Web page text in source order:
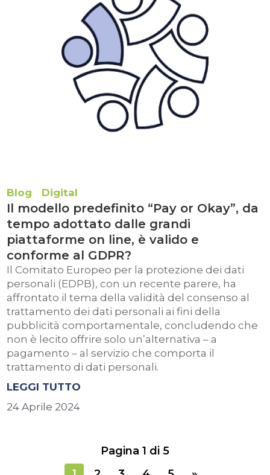
Blog Digital
Il modello predefinito “Pay or Okay”, da
tempo adottato dalle grandi
piattaforme on line, è valido e
conforme al GDPR?
Il Comitato Europeo per la protezione dei dati
personali (EDPB), con un recente parere, ha
affrontato il tema della validità del consenso al
trattamento dei dati personali ai fini della
pubblicità comportamentale, concludendo che
non è lecito offrire solo un’alternativa – a
pagamento – al servizio che comporta il
trattamento di dati personali.
LEGGI TUTTO
24 Aprile 2024
Pagina 1 di 5